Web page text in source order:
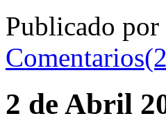
Publicado
2 de Abril